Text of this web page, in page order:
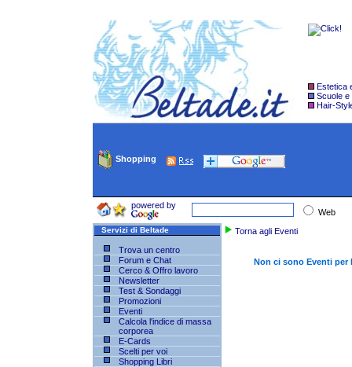
Estetica
Scuole e
Hair-
Shopping
powered by
Web
Servizi di Beltade
Trova un centro
Forum e Chat
Cerco & Offro lavoro
Newsletter
Test & Sondaggi
Promozioni
Eventi
Calcola l'indice di massa
corporea
E-Cards
Scelti per voi
Shopping Libri
Torna agli Eventi
Non ci sono Eventi per